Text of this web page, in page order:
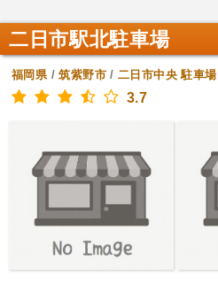
二日市駅北駐車場
福岡県/筑紫野市/二日市中央 駐車場
3.7